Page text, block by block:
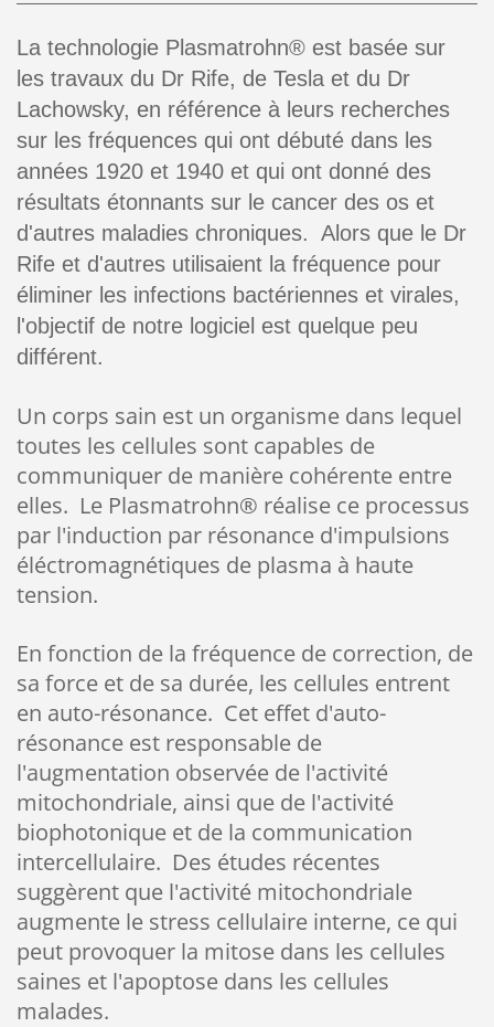
La technologie Plasmatrohn® est basée sur
les travaux du Dr Rife, de Tesla et du Dr
Lachowsky, en référence à leurs recherches
sur les fréquences qui ont débuté dans les
années 1920 et 1940 et qui ont donné des
résultats étonnants sur le cancer des os et
d'autres maladies chroniques. Alors que le Dr
Rife et d'autres utilisaient la fréquence pour
éliminer les infections bactériennes et virales,
l'objectif de notre logiciel est quelque peu
différent.
Un corps sain est un organisme dans lequel
toutes les cellules sont capables de
communiquer de manière cohérente entre
elles. Le Plasmatrohn® réalise ce processus
par l'induction par résonance d'impulsions
éléctromagnétiques de plasma à haute
tension.
En fonction de la fréquence de correction, de
sa force et de sa durée, les cellules entrent
en auto-résonance. Cet effet d'auto-
résonance est responsable de
l'augmentation observée de l'activité
mitochondriale, ainsi que de l'activité
biophotonique et de la communication
intercellulaire. Des études récentes
suggèrent que l'activité mitochondriale
augmente le stress cellulaire interne, ce qui
peut provoquer la mitose dans les cellules
saines et l'apoptose dans les cellules
malades.